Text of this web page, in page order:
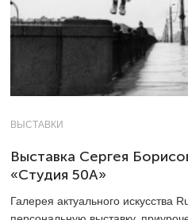
ВЫСТАВКИ
Выставка Сергея
«Студия 50А»
Галерея актуального искусства